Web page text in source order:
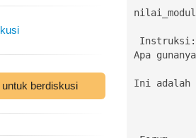
untuk berdiskusi
Apa
Ini adalah